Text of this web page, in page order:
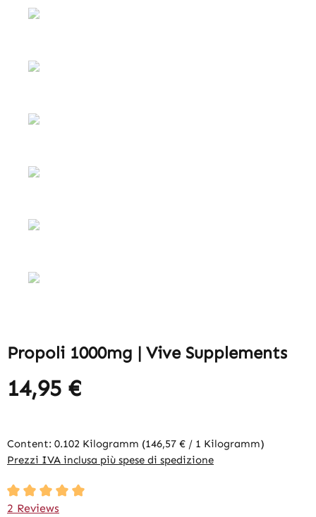
Propoli 1000mg | Vive Supplements
14,95 €
Content: 0.102 Kilogramm (146,57 € / 1 Kilogramm)
Prezzi IVA inclusa più spese di spedizione
Average rating of 5 out of 5 stars
2 Reviews